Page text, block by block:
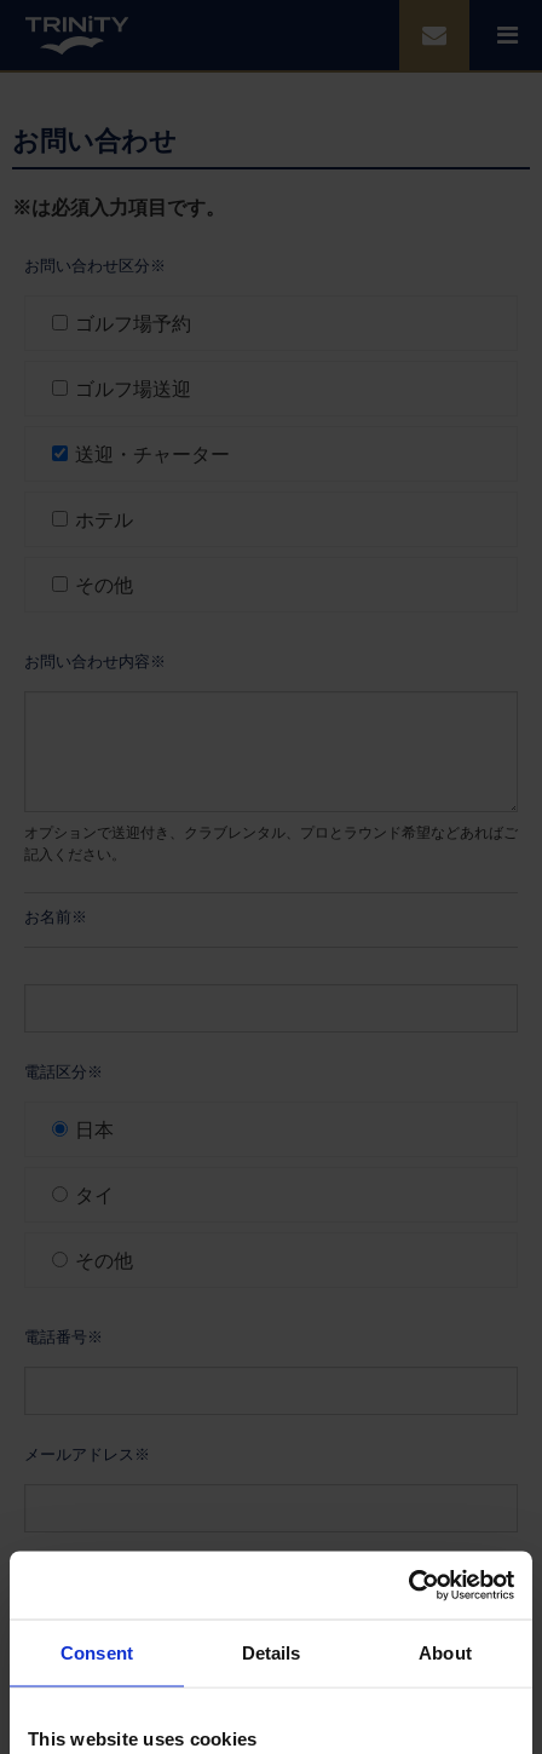
Consent Details About
This website uses cookies
お問い合わせ
※は必須入力項目です。
お問い合わせ区分※
ゴルフ場予約
ゴルフ場送迎
送迎・チャーター
ホテル
その他
お問い合わせ内容※
オプションで送迎付き、クラブレンタル、プロとラウンド希望などあればご
記入ください。
お名前※
電話区分※
日本
タイ
その他
電話番号※
メールアドレス※
TRINITYをどこでお知りになりましたか？
検索エンジン